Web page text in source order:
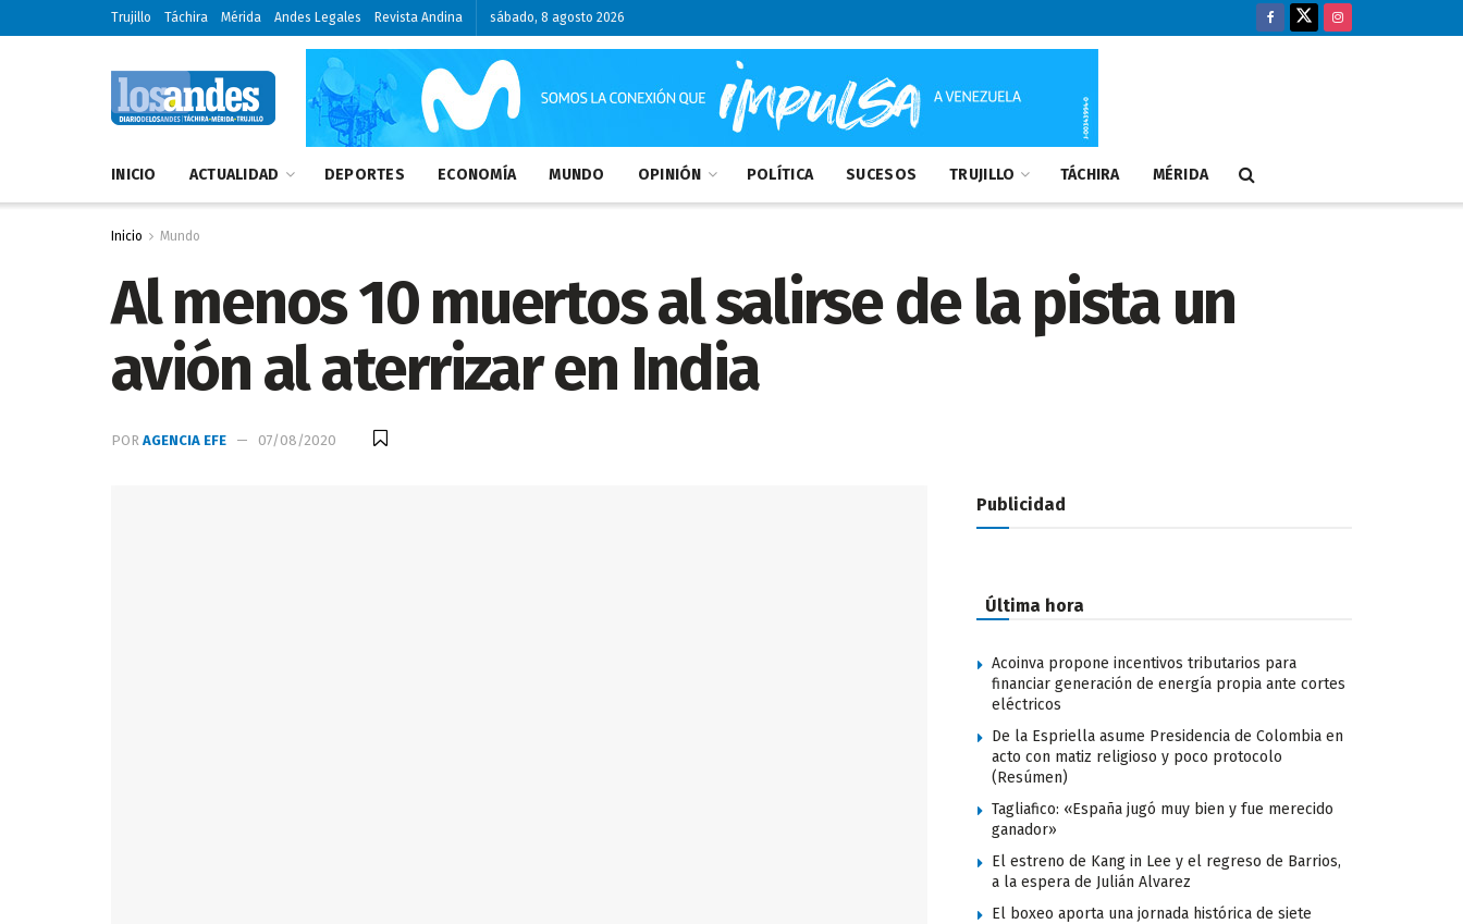
Trujillo Táchira Mérida Andes Legales Revista Andina sábado, 8 agosto 2026
INICIO ACTUALIDAD DEPORTES ECONOMÍA MUNDO OPINIÓN POLÍTICA SUCESOS TRUJILLO TÁCHIRA MÉRIDA
Inicio Mundo
Al menos 10 muertos al salirse de la pista un
avión al aterrizar en India
POR AGENCIA EFE 07/08/2020
Publicidad
Última hora
Acoinva propone incentivos tributarios para
financiar generación de energía propia ante cortes
eléctricos
De la Espriella asume Presidencia de Colombia en
acto con matiz religioso y poco protocolo
(Resúmen)
Tagliafico: «España jugó muy bien y fue merecido
ganador»
El estreno de Kang in Lee y el regreso de Barrios,
a la espera de Julián Alvarez
El boxeo aporta una jornada histórica de siete